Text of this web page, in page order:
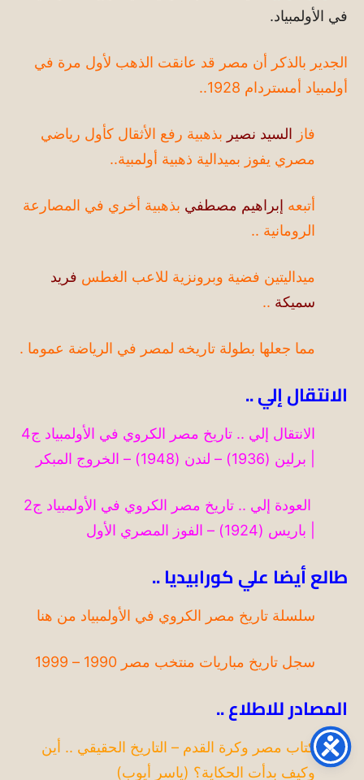
في الأولمبياد.
الجدير بالذكر أن مصر قد عانقت الذهب لأول مرة في
أولمبياد أمستردام 1928..
فاز السيد نصير بذهبية رفع الأثقال كأول رياضي
مصري يفوز بميدالية ذهبية أولمبية..
أتبعه إبراهيم مصطفي بذهبية أخري في المصارعة
الرومانية ..
ميداليتين فضية وبرونزية للاعب الغطس فريد
سميكة ..
مما جعلها بطولة تاريخه لمصر في الرياضة عموما .
الانتقال إلي ..
الانتقال إلي .. تاريخ مصر الكروي في الأولمبياد ج4
| برلين (1936) – لندن (1948) – الخروج المبكر
العودة إلي .. تاريخ مصر الكروي في الأولمبياد ج2
| باريس (1924) – الفوز المصري الأول
طالع أيضا علي كورابيديا ..
سلسلة تاريخ مصر الكروي في الأولمبياد من هنا
سجل تاريخ مباريات منتخب مصر 1990 – 1999
المصادر للاطلاع ..
كتاب مصر وكرة القدم – التاريخ الحقيقي .. أين
وكيف بدأت الحكاية؟ (ياسر أيوب)